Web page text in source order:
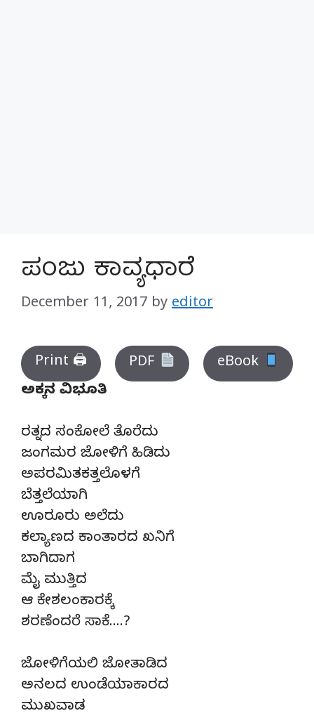
ಪಂಜು ಕಾವ್ಯಧಾರೆ
December 11, 2017 by editor
Print 🖨 PDF
eBook
ಅಕ್ಕನ ವಿಭೂತಿ
ರತ್ನದ ಸಂಕೋಲೆ ತೊರೆದು
ಜಂಗಮರ ಜೋಳಿಗೆ ಹಿಡಿದು
ಅಪರಮಿತಕತ್ತಲೊಳಗೆ
ಬೆತ್ತಲೆಯಾಗಿ
ಊರೂರು ಅಲೆದು
ಕಲ್ಯಾಣದ ಕಾಂತಾರದ ಖನಿಗೆ
ಬಾಗಿದಾಗ
ಮೈ ಮುತ್ತಿದ
ಆ ಕೇಶಲಂಕಾರಕ್ಕೆ
ಶರಣೆಂದರೆ ಸಾಕೆ….?
ಜೋಳಿಗೆಯಲಿ ಜೋತಾಡಿದ
ಅನಲದ ಉಂಡೆಯಾಕಾರದ
ಮುಖವಾಡ